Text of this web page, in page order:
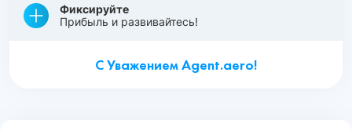
Фиксируйте
Прибыль и развивайтесь!
С Уважением Agent.aero!